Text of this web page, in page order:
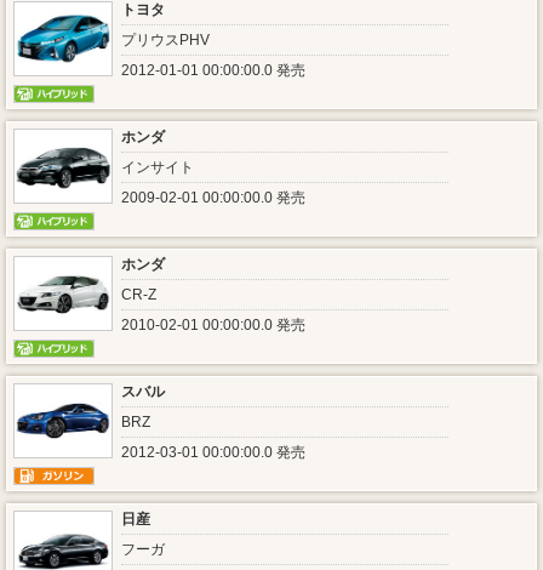
トヨタ
プリウスPHV
2012-01-01 00:00:00.0 発売
ホンダ
インサイト
2009-02-01 00:00:00.0 発売
ホンダ
CR-Z
2010-02-01 00:00:00.0 発売
スバル
BRZ
2012-03-01 00:00:00.0 発売
日産
フーガ